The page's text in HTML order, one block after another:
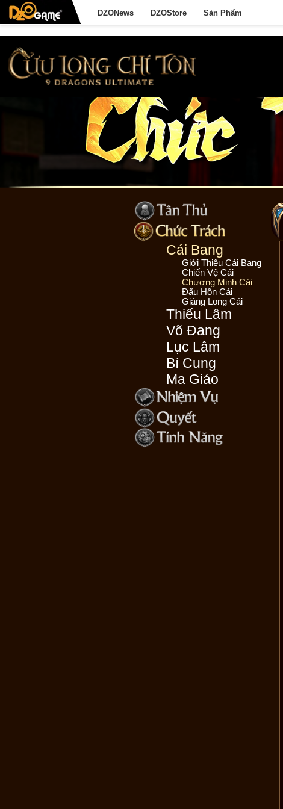
DZONews DZOStore Sản Phẩm
Cái Bang
Giới Thiệu Cái Bang
Chiến Vệ Cái
Chương Minh Cái
Đấu Hồn Cái
Giáng Long Cái
Thiếu Lâm
Võ Đang
Lục Lâm
Bí Cung
Ma Giáo